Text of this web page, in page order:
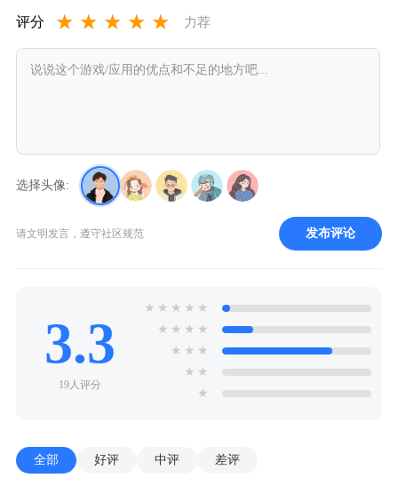
评分 ★ ★ ★ ★ ★ 力荐
选择头像:
请文明发言，遵守社区规范 发布评论
3.3
19人评分
★ ★ ★ ★ ★
★ ★ ★ ★
★ ★ ★
★ ★
★
全部 好评 中评 差评